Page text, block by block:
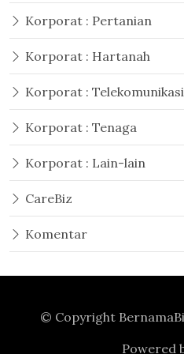
Korporat : Pertanian
Korporat : Hartanah
Korporat : Telekomunikasi
Korporat : Tenaga
Korporat : Lain-lain
CareBiz
Komentar
© Copyright
Powered